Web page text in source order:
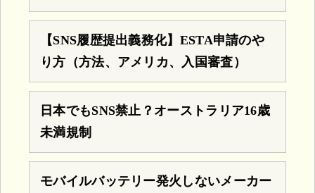
【SNS履歴提出義務化】ESTA申請のや
り方（方法、アメリカ、入国審査）
日本でもSNS禁止？オーストラリア16歳
未満規制
モバイルバッテリー発火しないメーカー